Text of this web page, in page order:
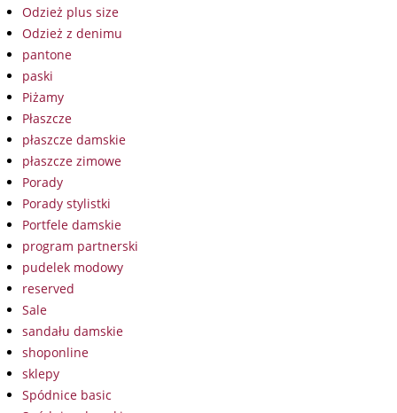
Odzież plus size
Odzież z denimu
pantone
paski
Piżamy
Płaszcze
płaszcze damskie
płaszcze zimowe
Porady
Porady stylistki
Portfele damskie
program partnerski
pudelek modowy
reserved
Sale
sandału damskie
shoponline
sklepy
Spódnice basic